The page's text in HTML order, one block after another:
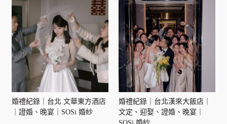
婚禮紀錄｜台北 文華東方酒店
｜證婚、晚宴｜SOSi 婚紗
婚禮紀錄｜台北漢來大飯店｜
文定、迎娶、證婚、晚宴｜